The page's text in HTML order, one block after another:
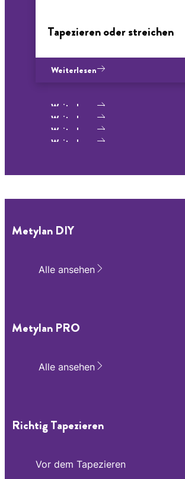
Tapezieren oder streichen
Weiterlesen
Weiterlesen
Weiterlesen
Weiterlesen
Tapetenkleister & Werkzeuge
Weiterlesen
Tapeten-Symbole
Metylan DIY
Alle ansehen
Metylan PRO
Alle ansehen
Richtig Tapezieren
Vor dem Tapezieren